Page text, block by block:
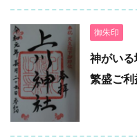
御朱印
神がい
繁盛ご利